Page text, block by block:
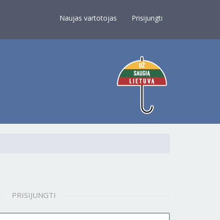
Naujas vartotojas Prisijungti
PRISIJUNGTI